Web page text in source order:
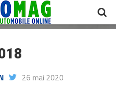
26 mai 2020